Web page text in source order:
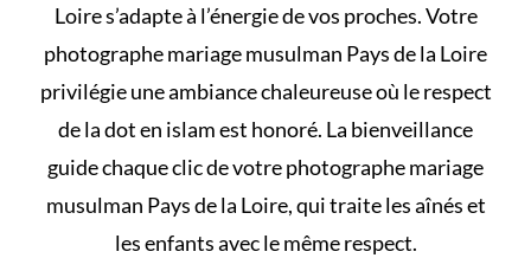
Loire s’adapte à l’énergie de vos proches. Votre
photographe mariage musulman Pays de la Loire
privilégie une ambiance chaleureuse où le respect
de ladot en islamest honoré. La bienveillance
guide chaque clic de votre photographe mariage
musulman Pays de la Loire, qui traite les aînés et
les enfants avec le même respect.